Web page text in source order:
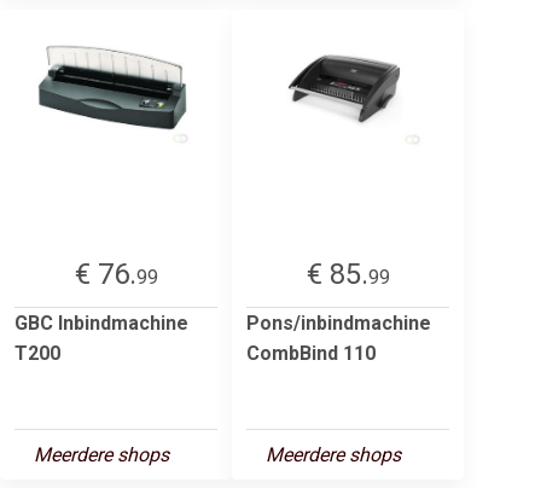
€ 76.99
GBC Inbindmachine
T200
Meerdere shops
€ 85.99
Pons/inbindmachine
CombBind 110
Meerdere shops